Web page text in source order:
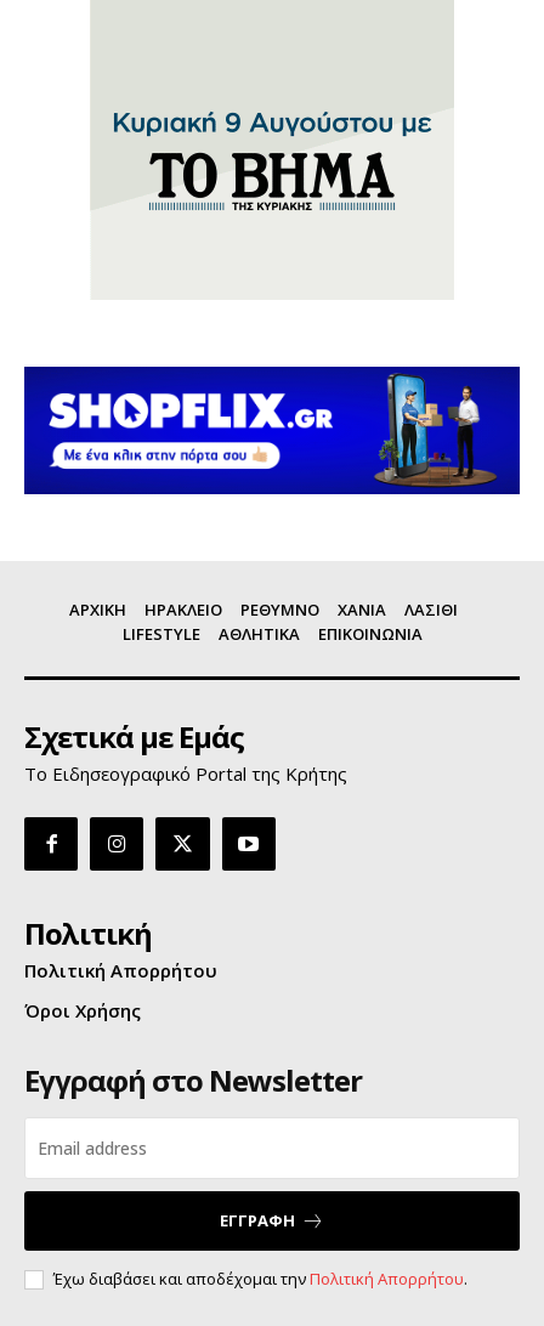
ΑΡΧΙΚΗ ΗΡΑΚΛΕΙΟ ΡΕΘΥΜΝΟ ΧΑΝΙΑ
ΛΑΣΙΘΙ
LIFESTYLE
ΑΘΛΗΤΙΚΑ ΕΠΙΚΟΙΝΩΝΙΑ
Σχετικά με Εμάς
Το Ειδησεογραφικό Portal της Κρήτης
Πολιτική
Πολιτική Απορρήτου
Όροι Χρήσης
Εγγραφή στο Newsletter
ΕΓΓΡΑΦΗ
Έχω διαβάσει και αποδέχομαι τηνΠολιτική Απορρήτου.